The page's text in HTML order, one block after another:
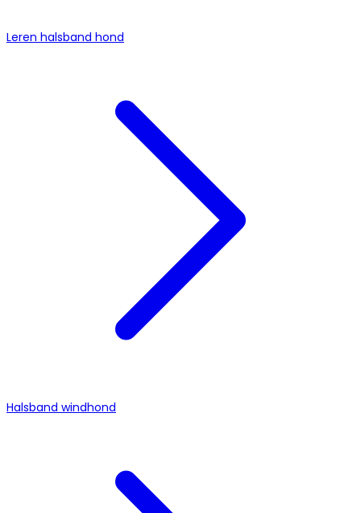
Leren halsband hond
Halsband windhond